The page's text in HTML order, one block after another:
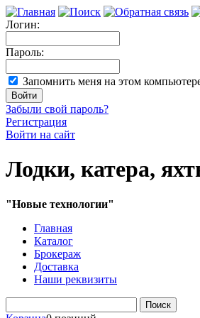
Логин:
Пароль:
Запомнить меня на этом
Забыли свой пароль?
Регистрация
Войти на сайт
Лодки, катера,
"Новые технологии"
Главная
Каталог
Брокераж
Доставка
Наши реквизиты
Поиск